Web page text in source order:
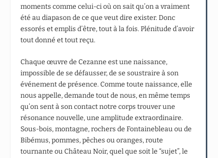
moments comme celui-ci où on sait qu’on a vraiment
été au diapason de ce que veut dire exister. Donc
essorés et emplis d’être, tout à la fois. Plénitude d’avoir
tout donné et tout reçu.
Chaque œuvre de Cezanne est une naissance,
impossible de se défausser, de se soustraire à son
événement de présence. Comme toute naissance, elle
nous appelle, demande tout de nous, en même temps
qu’on sent à son contact notre corps trouver une
résonance nouvelle, une amplitude extraordinaire.
Sous-bois, montagne, rochers de Fontainebleau ou de
Bibémus, pommes, pêches ou oranges, route
tournante ou Château Noir, quel que soit le “sujet”, le